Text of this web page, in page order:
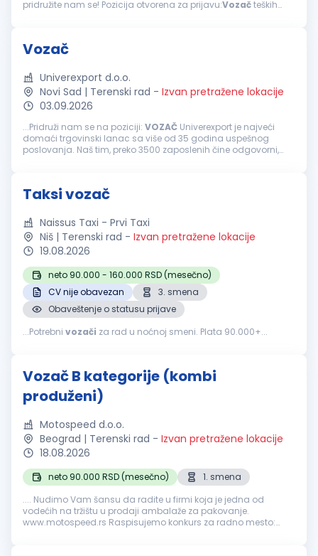
pridružite nam se! Pozicija otvorena za prijavu:Vozačteških
Vozač
Univerexport d.o.o.
Novi Sad | Terenski rad - Izvan pretražene lokacije
03.09.2026
...Pridruži nam se na poziciji: VOZAČ Univerexport je najveći
domaći trgovinski lanac sa više od 35 godina uspešnog
poslovanja. Naš tim, preko 3500 zaposlenih čine odgovorni,
Taksi vozač
Naissus Taxi - Prvi Taxi
Niš | Terenski rad - Izvan pretražene lokacije
19.08.2026
neto 90.000 - 160.000 RSD (mesečno)
CV nije obavezan
3. smena
Obaveštenje o statusu prijave
...Potrebni vozači za rad u noćnoj smeni. Plata 90.000+...
Vozač B kategorije (kombi
produženi)
Motospeed d.o.o.
Beograd | Terenski rad - Izvan pretražene lokacije
18.08.2026
neto 90.000 RSD (mesečno)
1. smena
.... Nudimo Vam šansu da radite u firmi koja je jedna od
vodećih na tržištu u prodaji ambalaže za pakovanje.
www.motospeed.rs Raspisujemo konkurs za radno mesto: